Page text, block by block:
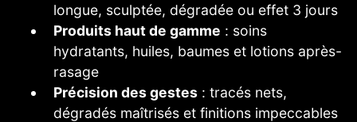
longue, sculptée, dégradée ou effet 3 jours
Produits haut de gamme : soins
hydratants, huiles, baumes et lotions après-
rasage
Précision des gestes : tracés nets,
dégradés maîtrisés et finitions impeccables